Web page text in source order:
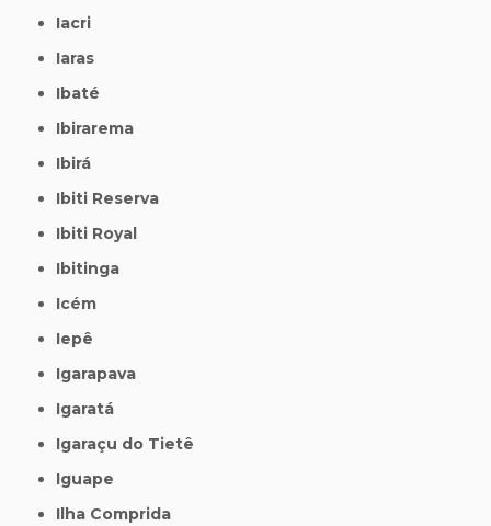
Iacri
Iaras
Ibaté
Ibirarema
Ibirá
Ibiti Reserva
Ibiti Royal
Ibitinga
Icém
Iepê
Igarapava
Igaratá
Igaraçu do Tietê
Iguape
Ilha Comprida